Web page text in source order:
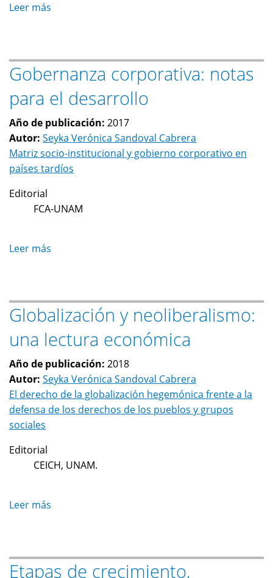
Leer más
integración
y
upgrading
las
cadenas
de
valor:
mexicana
Gobernanza corporativa: notas
para el desarrollo
Año de publicación: 2017
Autor: Seyka Verónica Sandoval Cabrera
Matriz socio-institucional y gobierno corporativo en
países tardíos
Editorial
FCA-UNAM
Leer más
para
el
desarrollo
Globalización y neoliberalismo:
una lectura económica
Año de publicación: 2018
Autor: Seyka Verónica Sandoval Cabrera
El derecho de la globalización hegemónica frente a la
defensa de los derechos de los pueblos y grupos
sociales
Editorial
CEICH, UNAM.
Leer más
una
Etapas de crecimiento,